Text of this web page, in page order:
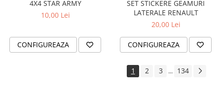
4X4 STAR ARMY
10,00 Lei
CONFIGUREAZA
SET STICKERE GEAMURI
LATERALE RENAULT
20,00 Lei
CONFIGUREAZA
1 2 3 ... 134